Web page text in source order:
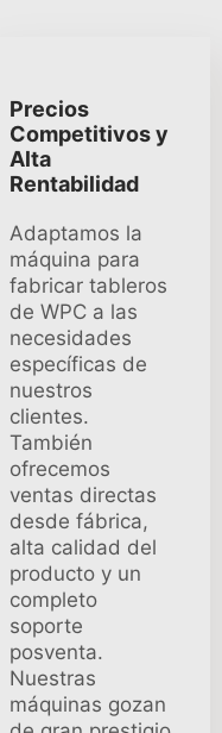
Precios
Competitivos y
Alta
Rentabilidad
Adaptamos la
máquina para
fabricar tableros
de WPC a las
necesidades
específicas de
nuestros
clientes.
También
ofrecemos
ventas directas
desde fábrica,
alta calidad del
producto y un
completo
soporte
posventa.
Nuestras
máquinas gozan